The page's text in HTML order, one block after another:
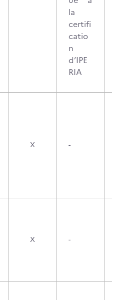
la
certifi
catio
n
d’IPE
RIA
X -
X -